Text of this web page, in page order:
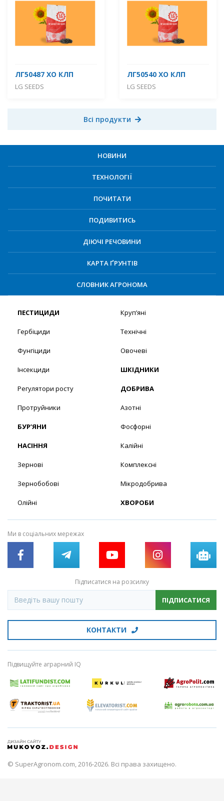
ЛГ50487 ХО КЛП
LG SEEDS
ЛГ50540 ХО КЛП
LG SEEDS
Всі продукти
НОВИНИ
ТЕХНОЛОГІЇ
ПОЧИТАТИ
ПОДИВИТИСЬ
ДІЮЧІ РЕЧОВИНИ
КАРТА ҐРУНТІВ
СЛОВНИК АГРОНОМА
ПЕСТИЦИДИ
Гербіциди
Фунгіциди
Інсекциди
Регулятори росту
Протруйники
БУР’ЯНИ
НАСІННЯ
Зернові
Зернобобові
Олійні
Круп’яні
Технічні
Овочеві
ШКІДНИКИ
ДОБРИВА
Азотні
Фосфорні
Калійні
Комплексні
Мікродобрива
ХВОРОБИ
Ми в соціальних мережах
Підписатися на розсилку
ПІДПИСАТИСЯ
КОНТАКТИ
Підвищуйте аграрний IQ
© SuperAgronom.com, 2016-2026. Всі права захищено.